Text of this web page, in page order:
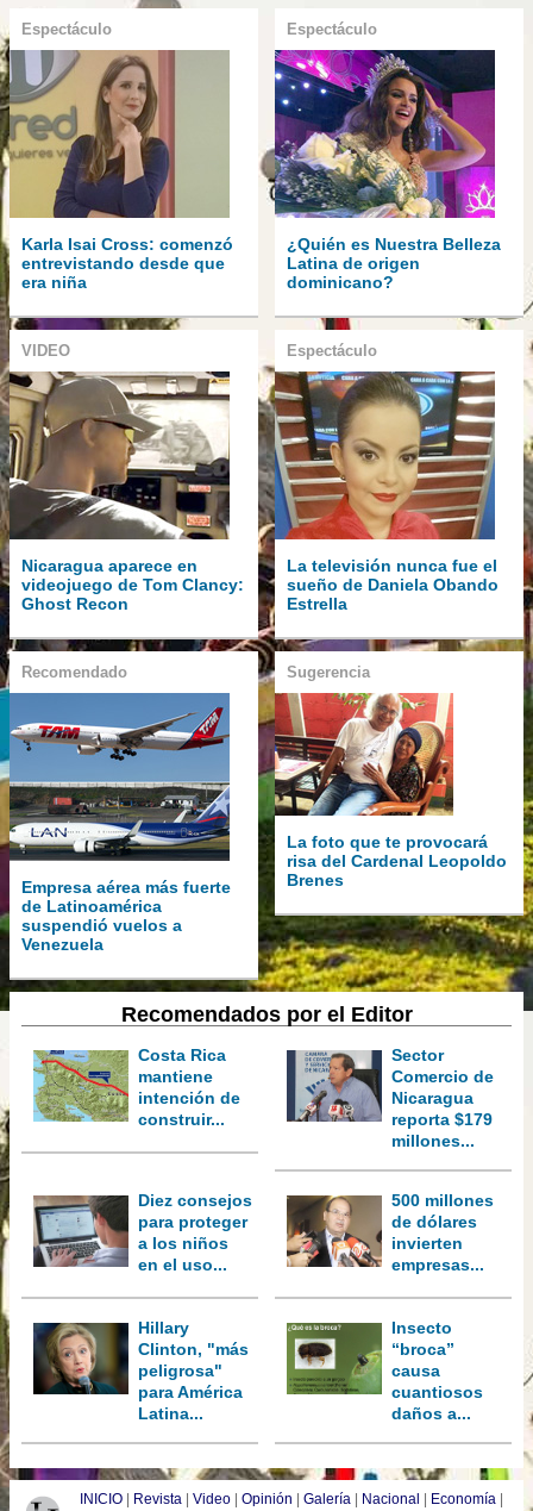
Espectáculo
Karla Isai Cross: comenzó
entrevistando desde que
era niña
Espectáculo
¿Quién es Nuestra Belleza
Latina de origen
dominicano?
VIDEO
Nicaragua aparece en
videojuego de Tom Clancy:
Ghost Recon
Espectáculo
La televisión nunca fue el
sueño de Daniela Obando
Estrella
Recomendado
Empresa aérea más fuerte
de Latinoamérica
suspendió vuelos a
Venezuela
Sugerencia
La foto que te provocará
risa del Cardenal Leopoldo
Brenes
Recomendados por el Editor
Costa Rica
mantiene
intención de
construir...
Sector
Comercio de
Nicaragua
reporta $179
millones...
Diez consejos
para proteger
a los niños
en el uso...
500 millones
de dólares
invierten
empresas...
Hillary
Clinton, "más
peligrosa"
para América
Latina...
Insecto
“broca”
causa
cuantiosos
daños a...
INICIO Revista |Video |Opinión |Galería Nacional Economía